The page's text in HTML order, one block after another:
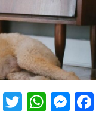
Facebook